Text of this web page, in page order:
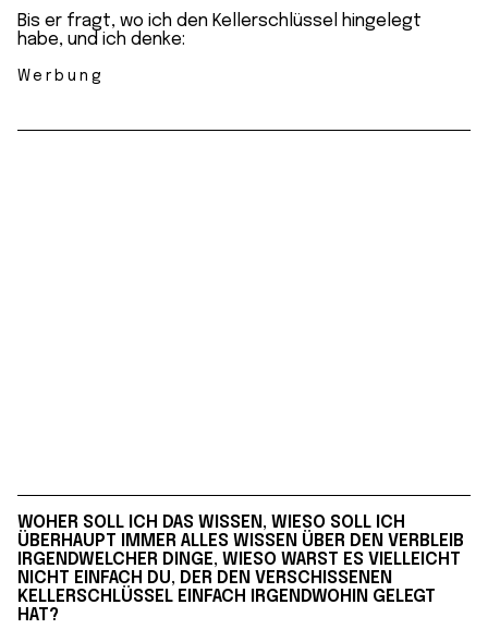
Bis er fragt, wo ich den Kellerschlüssel hingelegt
habe, und ich denke:
Werbung
WOHER SOLL ICH DAS WISSEN, WIESO SOLL ICH
ÜBERHAUPT IMMER ALLES WISSEN ÜBER DEN VERBLEIB
IRGENDWELCHER DINGE, WIESO WARST ES VIELLEICHT
NICHT EINFACH DU, DER DEN VERSCHISSENEN
KELLERSCHLÜSSEL EINFACH IRGENDWOHIN GELEGT
HAT?